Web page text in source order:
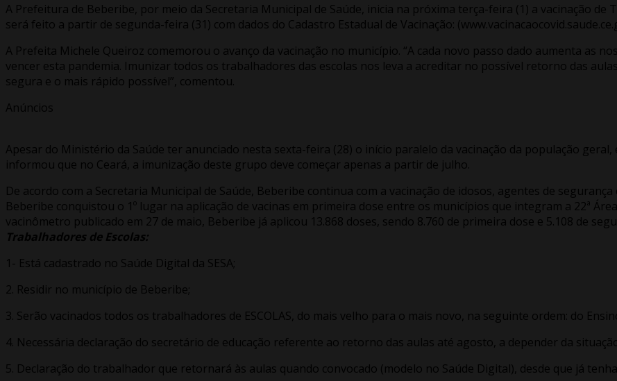
A Prefeitura de Beberibe, por meio da Secretaria Municipal de Saúde, inicia na próxima terça-feira (1) a vacinação de
será feito a partir de segunda-feira (31) com dados do Cadastro Estadual de Vacinação:
A Prefeita Michele Queiroz comemorou o avanço da vacinação no município. “A cada novo passo dado aumenta as
vencer esta pandemia. Imunizar todos os trabalhadores das escolas nos leva a acreditar no possível retorno das
segura e o mais rápido possível”, comentou.
Anúncios
Apesar do Ministério da Saúde ter anunciado nesta sexta-feira (28) o início paralelo da vacinação da população geral,
informou que no Ceará, a imunização deste grupo deve começar apenas a partir de julho.
De acordo com a Secretaria Municipal de Saúde, Beberibe continua com a vacinação de idosos, agentes de
Beberibe conquistou o 1º lugar na aplicação de vacinas em primeira dose entre os municípios que integram a 22ª
vacinômetro publicado em 27 de maio, Beberibe já aplicou 13.868 doses, sendo 8.760 de primeira dose e 5.108 de
Trabalhadores de Escolas:
1- Está cadastrado no Saúde Digital da SESA;
2. Residir no município de Beberibe;
3. Serão vacinados todos os trabalhadores de ESCOLAS, do mais velho para o mais novo, na seguinte ordem: do
4. Necessária declaração do secretário de educação referente ao retorno das aulas até agosto, a depender da
5. Declaração do trabalhador que retornará às aulas quando convocado (modelo no Saúde Digital), desde que já